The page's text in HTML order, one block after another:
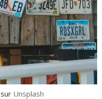
sur Unsplash